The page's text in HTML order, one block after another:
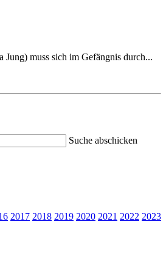
Jung) muss sich im Gefängnis durch...
Suche abschicken
2017 2018 2019 2020 2021 2022 2023